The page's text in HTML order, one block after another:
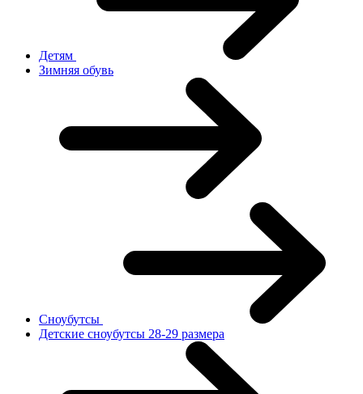
Детям
Зимняя обувь
Сноубутсы
Детские сноубутсы 28-29 размера